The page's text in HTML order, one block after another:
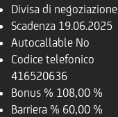
Divisa di negoziazione
Scadenza 19.06.2025
Autocallable No
Codice telefonico
416520636
Bonus % 108,00 %
Barriera % 60,00 %